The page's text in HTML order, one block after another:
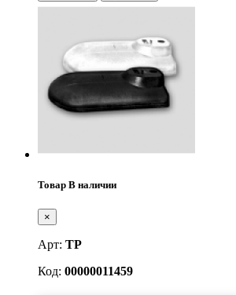
Товар В наличии
×
Арт: ТР
Код: 00000011459